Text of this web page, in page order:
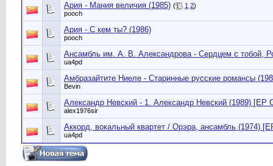
Ария - Мания величия (1985) ( 1 2)
pooch
Ария - С кем ты? (1986)
pooch
Ансамбль им. А. В. Александрова - Сердцем с тобой,
ua4pd
Амбразайтите Ниеле - Старинные русские романсы
Bevin
Александр Невский - 1. Александр Невский (1989) [EP
alex1976sir
Аккорд, вокальный квартет / Орэра, ансамбль (1974)
ua4pd